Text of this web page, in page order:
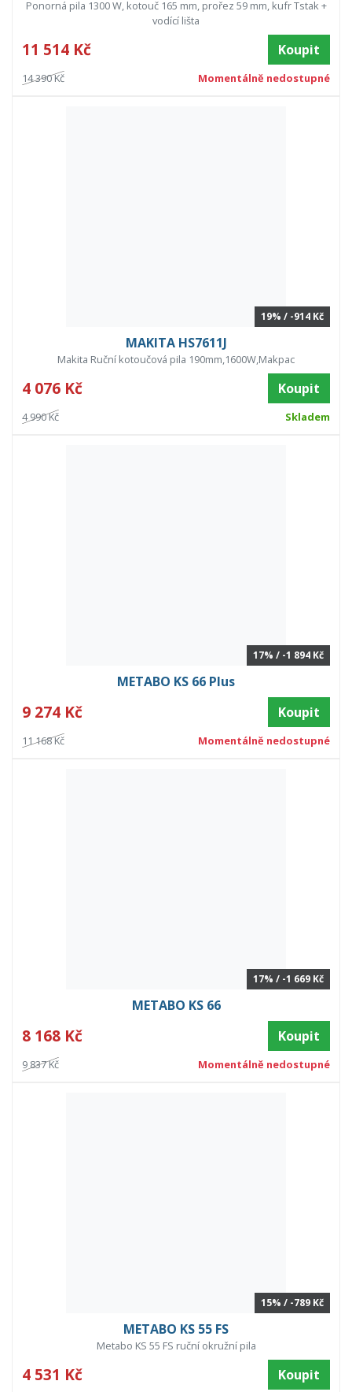
Ponorná pila 1300 W, kotouč 165 mm, prořez 59 mm, kufr Tstak +
vodící lišta
11 514 Kč Koupit
14 390 Kč Momentálně nedostupné
19% / -914 Kč
MAKITA HS7611J
Makita Ruční kotoučová pila 190mm,1600W,Makpac
4 076 Kč Koupit
4 990 Kč Skladem
17% / -1 894 Kč
METABO KS 66 Plus
9 274 Kč Koupit
11 168 Kč Momentálně nedostupné
17% / -1 669 Kč
METABO KS 66
8 168 Kč Koupit
9 837 Kč Momentálně nedostupné
15% / -789 Kč
METABO KS 55 FS
Metabo KS 55 FS ruční okružní pila
4 531 Kč Koupit